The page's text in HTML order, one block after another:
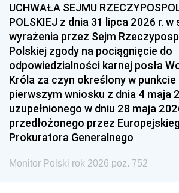
UCHWAŁA SEJMU
POLSKIEJ z dnia 31 lipca 2026 r. w
wyrażenia przez Sejm
Polskiej zgody na pociągnięcie do
odpowiedzialności karnej posła
Króla za czyn określony w punkcie
pierwszym wniosku z dnia 4 maja
uzupełnionego w dniu 28 maja
przedłożonego przez
Prokuratora Generalnego
Monitor Polski rok 2026 poz. 752